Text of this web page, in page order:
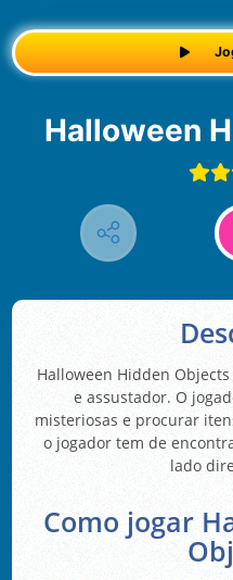
Halloween
Halloween Hidden
e assustador. O
misteriosas e procurar
o jogador tem de
lado
Como jogar